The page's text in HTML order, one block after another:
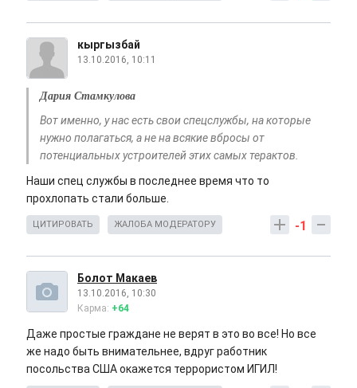
кыргызбай
13.10.2016, 10:11
Дария Стамкулова
Вот именно, у нас есть свои спецслужбы, на которые
нужно полагаться, а не на всякие вбросы от
потенциальных устроителей этих самых терактов.
Наши спец службы в последнее время что то
прохлопать стали больше.
-1
ЦИТИРОВАТЬ ЖАЛОБА МОДЕРАТОРУ
Болот Макаев
13.10.2016, 10:30
Карма: +64
Даже простые граждане не верят в это во все! Но все
же надо быть внимательнее, вдруг работник
посольства США окажется террористом ИГИЛ!